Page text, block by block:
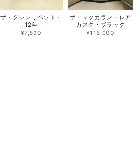
ザ・グレンリベット・
12年
¥7,500
ザ・マッカラン・レア
カスク・ブラック
¥115,000